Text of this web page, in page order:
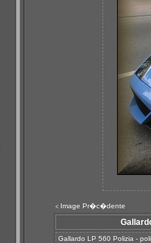
< Image Pr�c�dente
Gallardo LP 560 Polizia -